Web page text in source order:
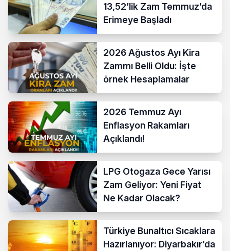
13,52’lik Zam Temmuz’da
Erimeye Başladı
2026 Ağustos Ayı Kira
Zammı Belli Oldu: İşte
örnek Hesaplamalar
2026 Temmuz Ayı
Enflasyon Rakamları
Açıklandı!
LPG Otogaza Gece Yarısı
Zam Geliyor: Yeni Fiyat
Ne Kadar Olacak?
Türkiye Bunaltıcı Sıcaklara
Hazırlanıyor: Diyarbakır’da